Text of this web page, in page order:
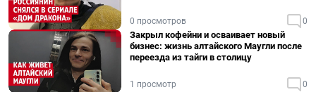
0 просмотров 0
Закрыл кофейни и осваивает новый
бизнес: жизнь алтайского Маугли после
переезда из тайги в столицу
1 просмотр 0